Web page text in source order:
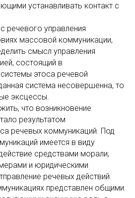
устанавливать контакт с
речевого управления
массовой коммуникации,
смысл управления
состоящий в
этоса речевой
система несовершенна, то
эксцессы.
что возникновение
результатом
речевых коммуникаций. Под
имеется в виду
средствами морали,
и юридическими
речевых действий.
представлен общими